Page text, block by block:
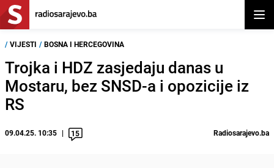
/ VIJESTI / BOSNA I HERCEGOVINA
Trojka i HDZ zasjedaju danas u
Mostaru, bez SNSD-a i opozicije iz
RS
09.04.25. 10:35 15 Radiosarajevo.ba